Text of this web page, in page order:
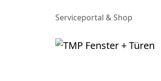
Serviceportal & Shop